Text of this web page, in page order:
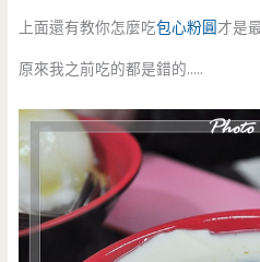
上面還有教你怎麼吃包心粉圓才是
原來我之前吃的都是錯的…..